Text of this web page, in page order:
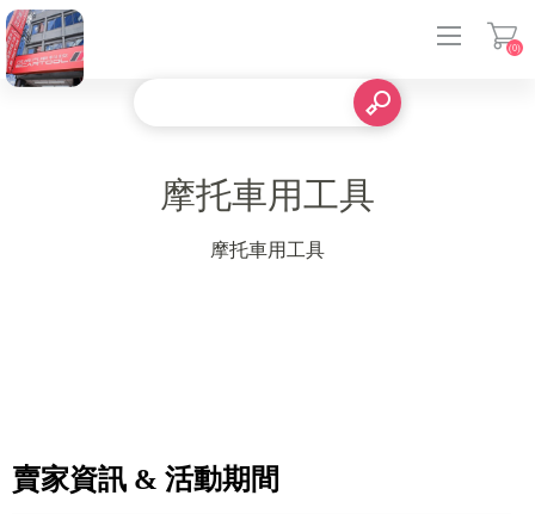
(0)
摩托車用工具
摩托車用工具
賣家資訊 & 活動期間